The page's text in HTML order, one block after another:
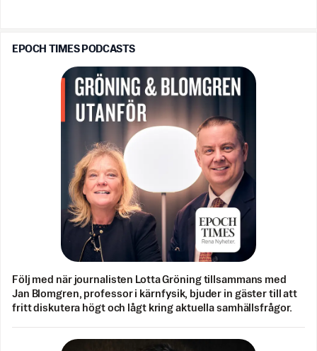
EPOCH TIMES PODCASTS
Följ med när journalisten Lotta Gröning tillsammans med
Jan Blomgren, professor i kärnfysik, bjuder in gäster till att
fritt diskutera högt och lågt kring aktuella samhällsfrågor.